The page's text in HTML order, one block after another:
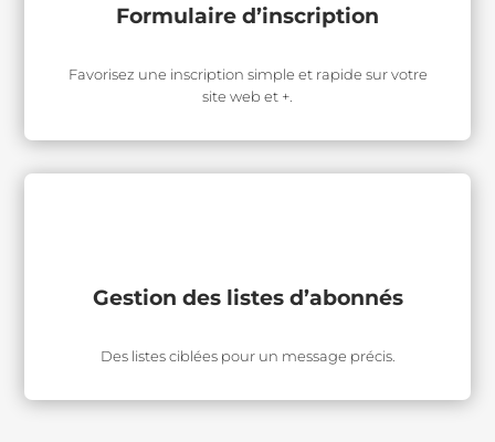
Formulaire d’inscription
Favorisez une inscription simple et rapide sur votre
site web et +.
Gestion des listes d’abonnés
Des listes ciblées pour un message précis.